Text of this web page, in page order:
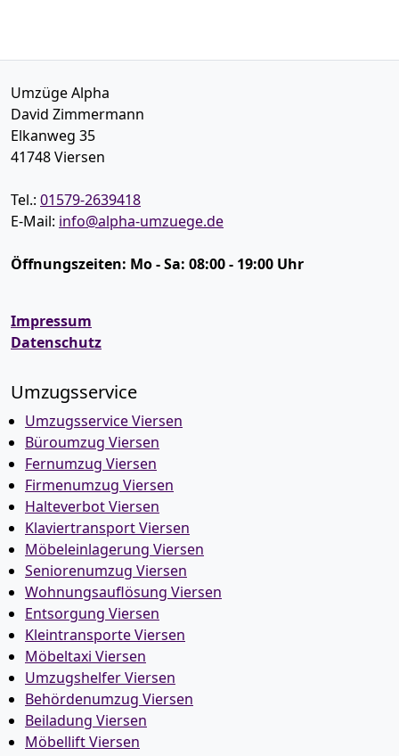
Umzüge Alpha
David Zimmermann
Elkanweg 35
41748Viersen
Tel.: 01579-2639418
E-Mail: info@alpha-umzuege.de
Öffnungszeiten: Mo - Sa: 08:00 - 19:00 Uhr
Impressum
Datenschutz
Umzugsservice
Umzugsservice Viersen
Büroumzug Viersen
Fernumzug Viersen
Firmenumzug Viersen
Halteverbot Viersen
Klaviertransport Viersen
Möbeleinlagerung Viersen
Seniorenumzug Viersen
Wohnungsauflösung Viersen
Entsorgung Viersen
Kleintransporte Viersen
Möbeltaxi Viersen
Umzugshelfer Viersen
Behördenumzug Viersen
Beiladung Viersen
Möbellift Viersen